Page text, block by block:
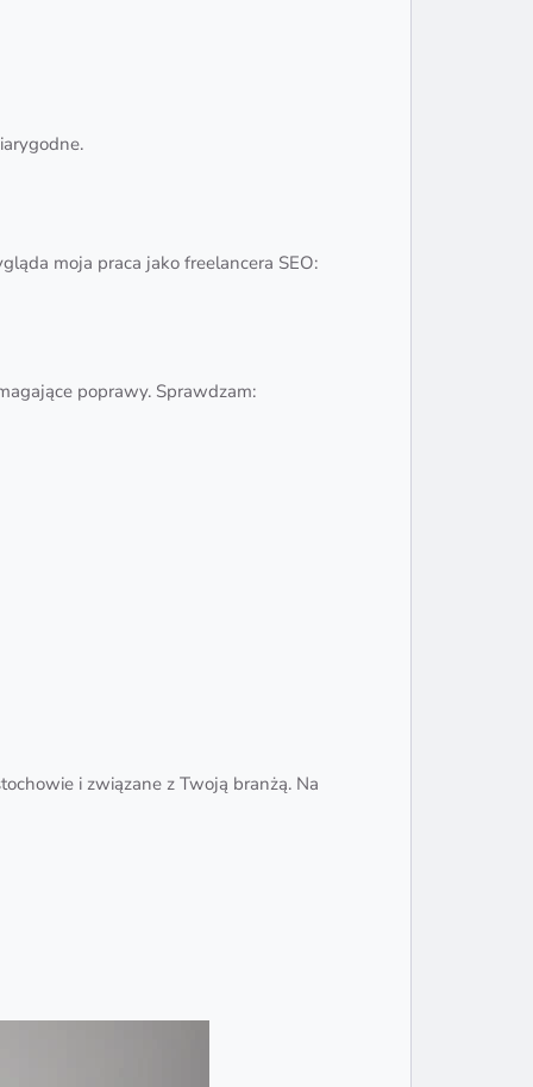
moja praca jako freelancera SEO:
poprawy. Sprawdzam:
i związane z Twoją branżą. Na